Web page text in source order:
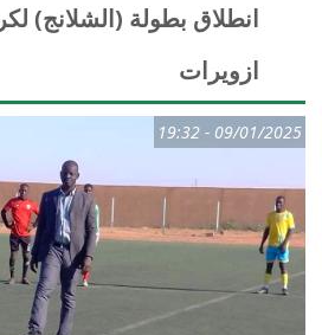
انطلاق بطولة (الشلانج)
ازويرات
09/01/2025 - 19:32